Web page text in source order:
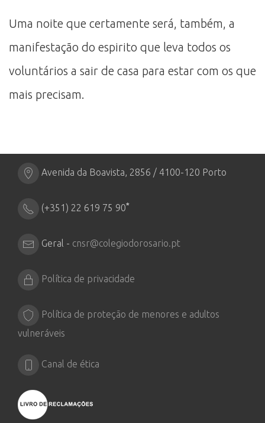
Uma noite que certamente será, também, a
manifestação do espirito que leva todos os
voluntários a sair de casa para estar com os que
mais precisam.
Avenida da Boavista, 2856 / 4100-120 Porto
(+351) 22 619 75 90*
Geral - cnsr@colegiodorosario.pt
Política de privacidade
Política de proteção de menores e adultos
vulneráveis
Canal de ética